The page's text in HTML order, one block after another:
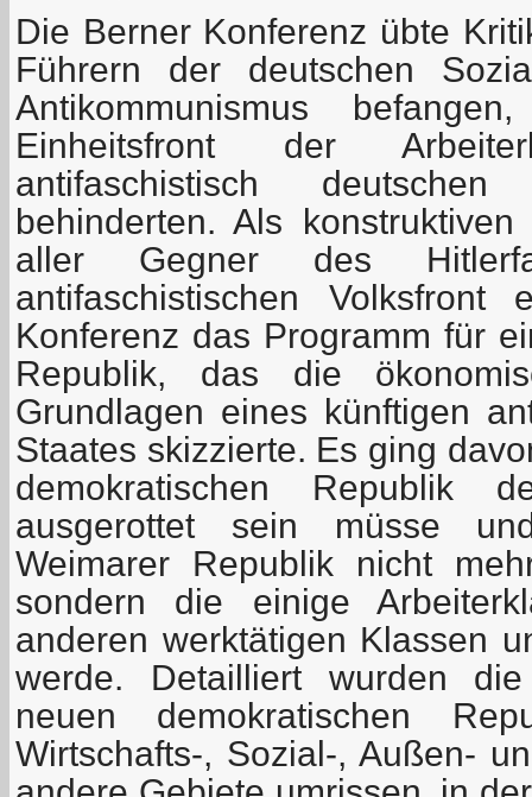
Die Berner Konferenz übte
Führern der deutschen
Antikommunismus
Einheitsfront der
antifaschistisch
behinderten. Als
aller Gegner des
antifaschistischen Volksfront
Konferenz das Programm für
Republik, das die
Grundlagen eines künftigen
Staates skizzierte. Es ging
demokratischen Republik
ausgerottet sein müsse
Weimarer Republik nicht
sondern die einige
anderen werktätigen Klassen
werde. Detailliert wurden
neuen demokratischen
Wirtschafts-, Sozial-, Außen-